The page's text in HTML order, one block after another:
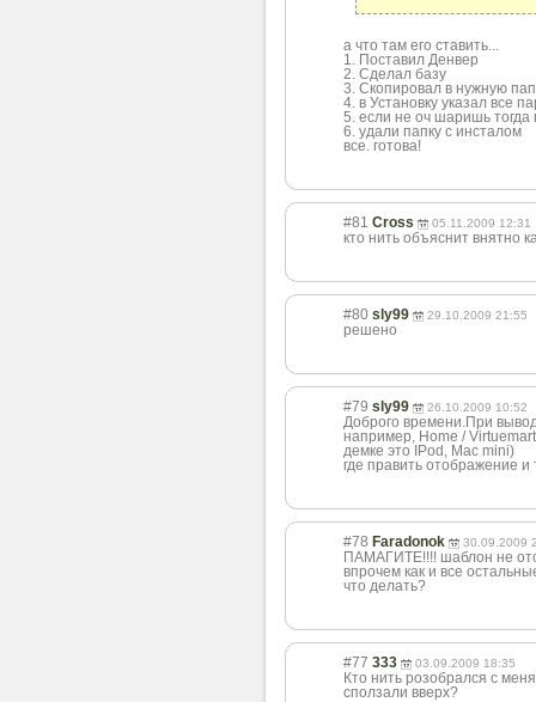
а что там его ставить...
1. Поставил Денвер
2. Сделал базу
3. Скопировал в нужную
4. в Установку указал все
5. если не оч шаришь
6. удали папку с инсталом
все. готова!
#81 Cross 05.11.2009 12:31
кто нить объяснит внятно
#80 sly99 29.10.2009 21:55
решено
#79 sly99 26.10.2009 10:52
Доброго времени.При
например, Home /
демке это IPod, Mac mini)
где править отображение и
#78 Faradonok 30.09.2009
ПАМАГИТЕ!!!! шаблон не
впрочем как и все
что делать?
#77 333 03.09.2009 18:35
Кто нить розобрался с
сползали вверх?